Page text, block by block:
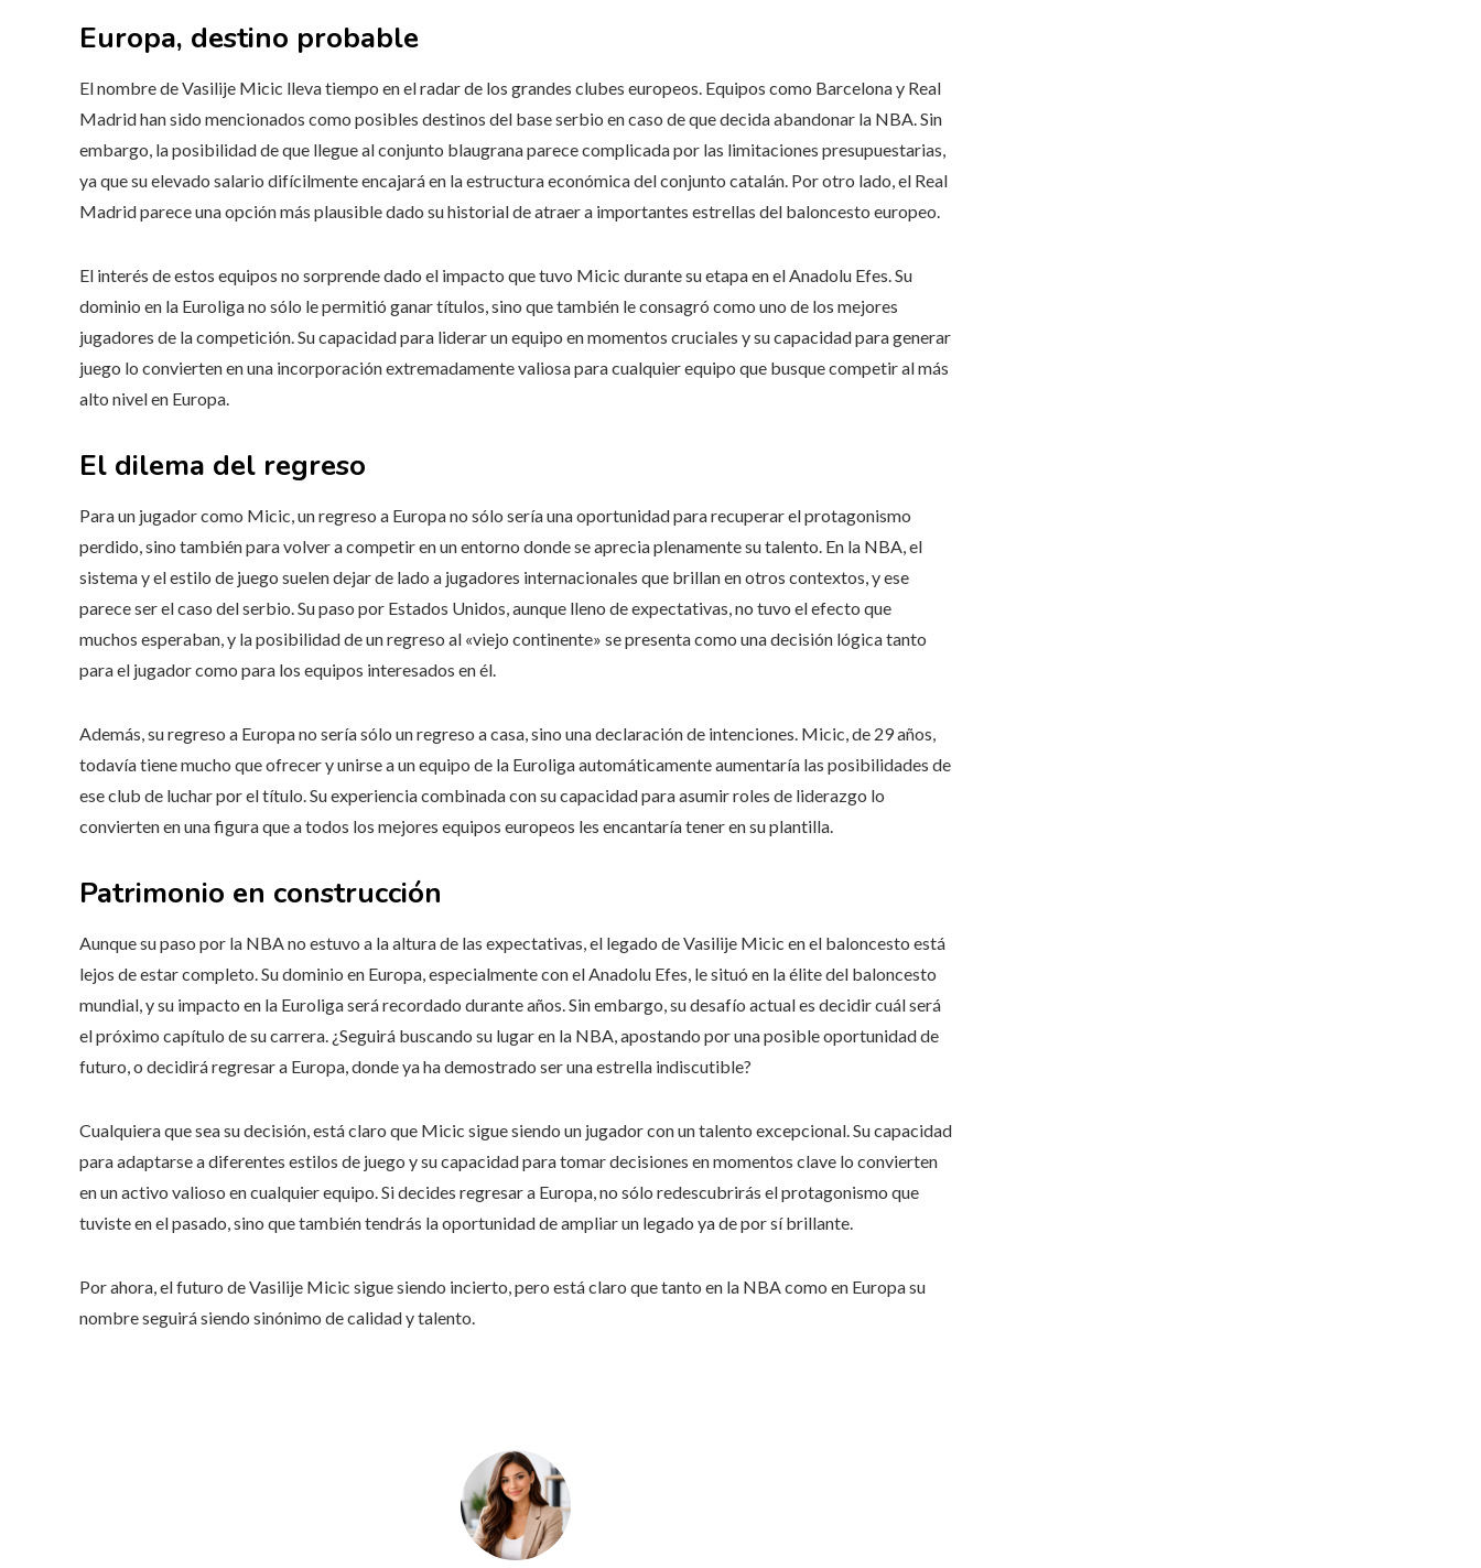
Europa, destino probable
El nombre de Vasilije Micic lleva tiempo en el radar de los grandes clubes europeos. Equipos como Barcelona y Real
Madrid han sido mencionados como posibles destinos del base serbio en caso de que decida abandonar la NBA. Sin
embargo, la posibilidad de que llegue al conjunto blaugrana parece complicada por las limitaciones presupuestarias,
ya que su elevado salario difícilmente encajará en la estructura económica del conjunto catalán. Por otro lado, el Real
Madrid parece una opción más plausible dado su historial de atraer a importantes estrellas del baloncesto europeo.
El interés de estos equipos no sorprende dado el impacto que tuvo Micic durante su etapa en el Anadolu Efes. Su
dominio en la Euroliga no sólo le permitió ganar títulos, sino que también le consagró como uno de los mejores
jugadores de la competición. Su capacidad para liderar un equipo en momentos cruciales y su capacidad para generar
juego lo convierten en una incorporación extremadamente valiosa para cualquier equipo que busque competir al más
alto nivel en Europa.
El dilema del regreso
Para un jugador como Micic, un regreso a Europa no sólo sería una oportunidad para recuperar el protagonismo
perdido, sino también para volver a competir en un entorno donde se aprecia plenamente su talento. En la NBA, el
sistema y el estilo de juego suelen dejar de lado a jugadores internacionales que brillan en otros contextos, y ese
parece ser el caso del serbio. Su paso por Estados Unidos, aunque lleno de expectativas, no tuvo el efecto que
muchos esperaban, y la posibilidad de un regreso al «viejo continente» se presenta como una decisión lógica tanto
para el jugador como para los equipos interesados ​​en él.
Además, su regreso a Europa no sería sólo un regreso a casa, sino una declaración de intenciones. Micic, de 29 años,
todavía tiene mucho que ofrecer y unirse a un equipo de la Euroliga automáticamente aumentaría las posibilidades de
ese club de luchar por el título. Su experiencia combinada con su capacidad para asumir roles de liderazgo lo
convierten en una figura que a todos los mejores equipos europeos les encantaría tener en su plantilla.
Patrimonio en construcción
Aunque su paso por la NBA no estuvo a la altura de las expectativas, el legado de Vasilije Micic en el baloncesto está
lejos de estar completo. Su dominio en Europa, especialmente con el Anadolu Efes, le situó en la élite del baloncesto
mundial, y su impacto en la Euroliga será recordado durante años. Sin embargo, su desafío actual es decidir cuál será
el próximo capítulo de su carrera. ¿Seguirá buscando su lugar en la NBA, apostando por una posible oportunidad de
futuro, o decidirá regresar a Europa, donde ya ha demostrado ser una estrella indiscutible?
Cualquiera que sea su decisión, está claro que Micic sigue siendo un jugador con un talento excepcional. Su capacidad
para adaptarse a diferentes estilos de juego y su capacidad para tomar decisiones en momentos clave lo convierten
en un activo valioso en cualquier equipo. Si decides regresar a Europa, no sólo redescubrirás el protagonismo que
tuviste en el pasado, sino que también tendrás la oportunidad de ampliar un legado ya de por sí brillante.
Por ahora, el futuro de Vasilije Micic sigue siendo incierto, pero está claro que tanto en la NBA como en Europa su
nombre seguirá siendo sinónimo de calidad y talento.